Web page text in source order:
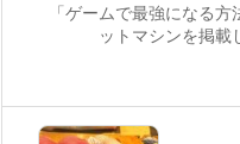
「ゲームで最強になる
ットマシンを掲載